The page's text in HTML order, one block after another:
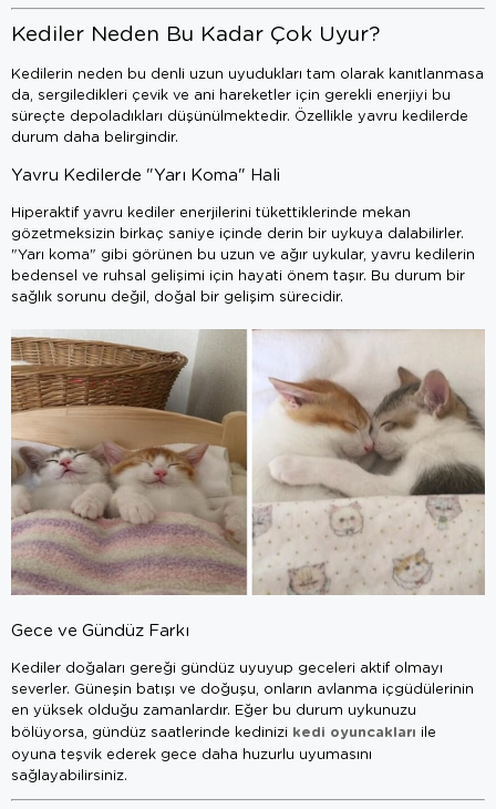
Kediler Neden Bu Kadar Çok Uyur?
Kedilerin neden bu denli uzun uyudukları tam olarak kanıtlanmasa
da, sergiledikleri çevik ve ani hareketler için gerekli enerjiyi bu
süreçte depoladıkları düşünülmektedir. Özellikle yavru kedilerde
durum daha belirgindir.
Yavru Kedilerde "Yarı Koma" Hali
Hiperaktif yavru kediler enerjilerini tükettiklerinde mekan
gözetmeksizin birkaç saniye içinde derin bir uykuya dalabilirler.
"Yarı koma" gibi görünen bu uzun ve ağır uykular, yavru kedilerin
bedensel ve ruhsal gelişimi için hayati önem taşır. Bu durum bir
sağlık sorunu değil, doğal bir gelişim sürecidir.
Gece ve Gündüz Farkı
Kediler doğaları gereği gündüz uyuyup geceleri aktif olmayı
severler. Güneşin batışı ve doğuşu, onların avlanma içgüdülerinin
en yüksek olduğu zamanlardır. Eğer bu durum uykunuzu
bölüyorsa, gündüz saatlerinde kedinizi kedi oyuncakları ile
oyuna teşvik ederek gece daha huzurlu uyumasını
sağlayabilirsiniz.